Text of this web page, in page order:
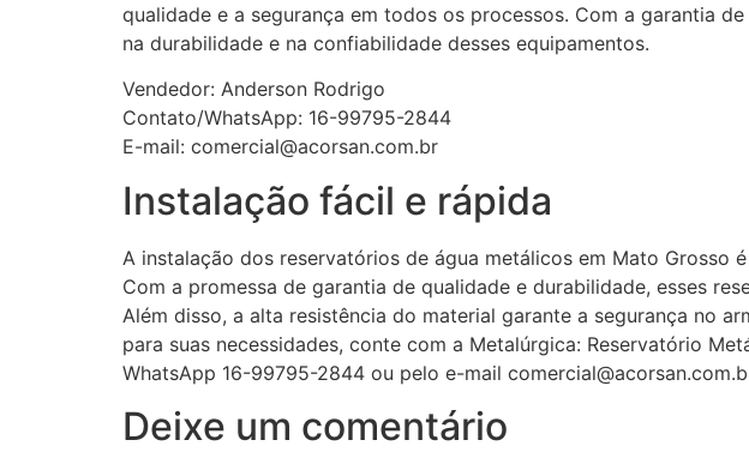
qualidade e a segurança em todos os processos. Com a garantia
na durabilidade e na confiabilidade desses equipamentos.
Vendedor: Anderson Rodrigo
Contato/WhatsApp: 16-99795-2844
E-mail: comercial@acorsan.com.br
Instalação fácil e rápida
A instalação dos reservatórios de água metálicos em Mato
Com a promessa de garantia de qualidade e durabilidade, esses
Além disso, a alta resistência do material garante a segurança no
para suas necessidades, conte com a Metalúrgica: Reservatório
WhatsApp 16-99795-2844 ou pelo e-mail
Deixe um comentário